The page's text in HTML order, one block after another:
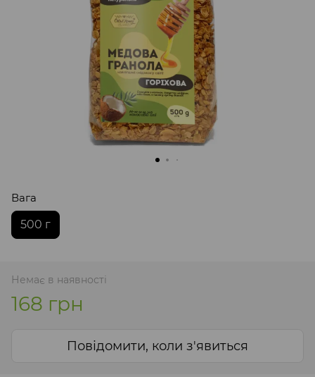
Вага
500 г
Немає в наявності
168 грн
Повідомити, коли з'явиться